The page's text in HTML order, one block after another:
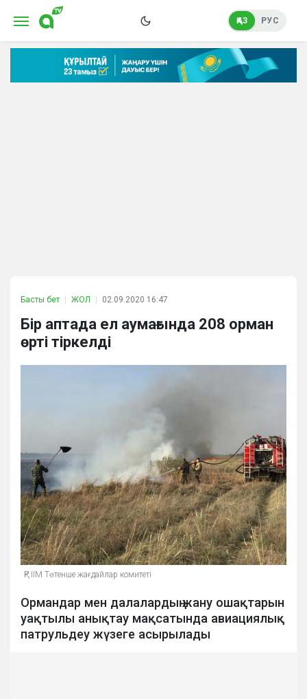
ҚАЗ РУС
Басты бет ЖОЛ 02.09.2020 16:47
Бір аптада ел аумағында 208 орман
өрті тіркелді
ҚР ІІМ Төтенше жағдайлар комитеті
Ормандар мен далалардың жану ошақтарын
уақтылы анықтау мақсатында авиациялық
патрульдеу жүзеге асырылады